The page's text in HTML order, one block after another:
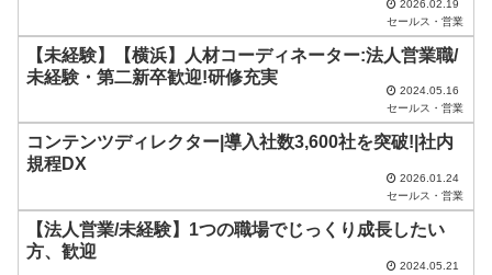
ま
て
く
さ
い
2026.02.19
セールス・営業
【未経験】【横浜】人材コーディネーター:法人営業職/
未経験・第二新卒歓迎!研修充実
2024.05.16
セールス・営業
コンテンツディレクター|導入社数3,600社を突破!|社内
規程DX
2026.01.24
セールス・営業
【法人営業/未経験】1つの職場でじっくり成長したい
方、歓迎
2024.05.21